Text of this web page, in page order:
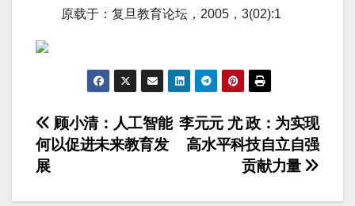
原载于：复旦教育论坛，2005，3(02):1
文
章
导
李元元 尤 政：为实现
高水平科技自立自强
贡献力量
顾小清：人工智能
何以促进未来教育发
展